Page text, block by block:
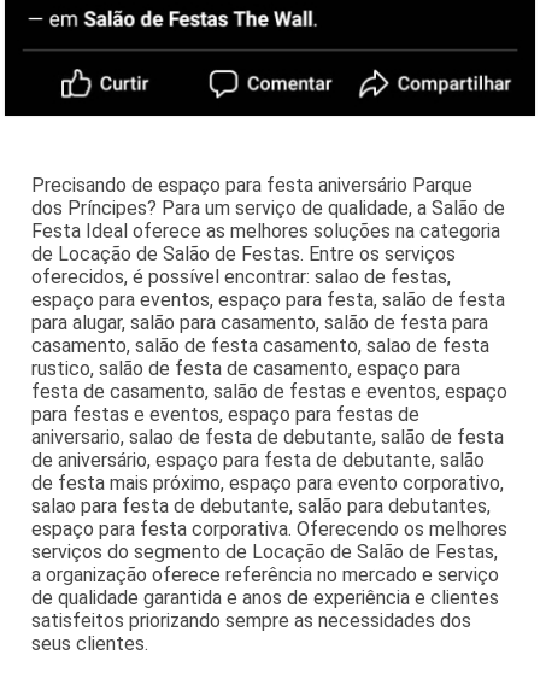
Precisando de espaço para festa aniversário Parque
dos Príncipes? Para um serviço de qualidade, a Salão de
Festa Ideal oferece as melhores soluções na categoria
de Locação de Salão de Festas. Entre os serviços
oferecidos, é possível encontrar: salao de festas,
espaço para eventos, espaço para festa, salão de festa
para alugar, salão para casamento, salão de festa para
casamento, salão de festa casamento, salao de festa
rustico, salão de festa de casamento, espaço para
festa de casamento, salão de festas e eventos, espaço
para festas e eventos, espaço para festas de
aniversario, salao de festa de debutante, salão de festa
de aniversário, espaço para festa de debutante, salão
de festa mais próximo, espaço para evento corporativo,
salao para festa de debutante, salão para debutantes,
espaço para festa corporativa. Oferecendo os melhores
serviços do segmento de Locação de Salão de Festas,
a organização oferece referência no mercado e serviço
de qualidade garantida e anos de experiência e clientes
satisfeitos priorizando sempre as necessidades dos
seus clientes.